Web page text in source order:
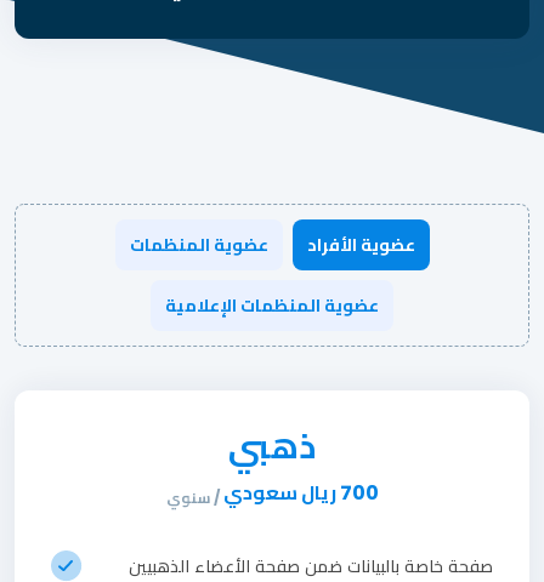
عضوية الأفراد عضوية المنظمات
عضوية المنظمات الإعلامية
ذهبي
700 ريال سعودي / سنوي
صفحة خاصة بالبيانات ضمن صفحة الأعضاء الذهبيين